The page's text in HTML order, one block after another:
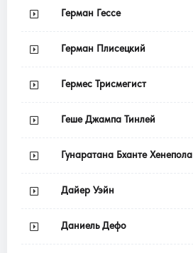
Герман Гессе
Герман Плисецкий
Гермес Трисмегист
Геше Джампа Тинлей
Гунаратана Бханте Хенепола
Дайер Уэйн
Даниель Дефо